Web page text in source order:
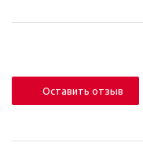
Оставить отзыв